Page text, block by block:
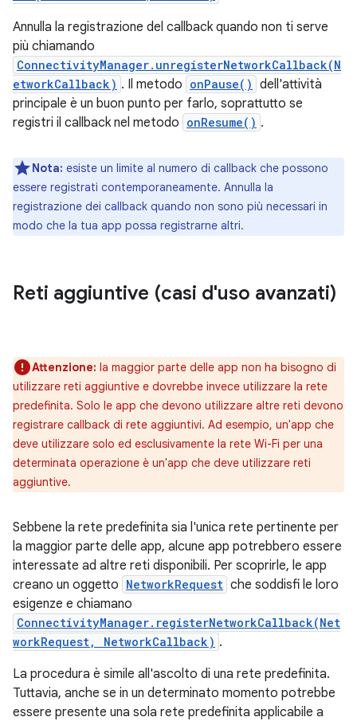
Annulla la registrazione del callback quando non ti serve
più chiamando
ConnectivityManager.unregisterNetworkCallback(N
etworkCallback) . Il metodo onPause() dell'attività
principale è un buon punto per farlo, soprattutto se
registri il callback nel metodo onResume() .
Nota: esiste un limite al numero di callback che possono
essere registrati contemporaneamente. Annulla la
registrazione dei callback quando non sono più necessari in
modo che la tua app possa registrarne altri.
Reti aggiuntive (casi d'uso avanzati)
Attenzione: la maggior parte delle app non ha bisogno di
utilizzare reti aggiuntive e dovrebbe invece utilizzare la rete
predefinita. Solo le app che devono utilizzare altre reti devono
registrare callback di rete aggiuntivi. Ad esempio, un'app che
deve utilizzare solo ed esclusivamente la rete Wi-Fi per una
determinata operazione è un'app che deve utilizzare reti
aggiuntive.
Sebbene la rete predefinita sia l'unica rete pertinente per
la maggior parte delle app, alcune app potrebbero essere
interessate ad altre reti disponibili. Per scoprirle, le app
creano un oggetto NetworkRequest che soddisfi le loro
esigenze e chiamano
ConnectivityManager.registerNetworkCallback(Net
workRequest, NetworkCallback) .
La procedura è simile all'ascolto di una rete predefinita.
Tuttavia, anche se in un determinato momento potrebbe
essere presente una sola rete predefinita applicabile a